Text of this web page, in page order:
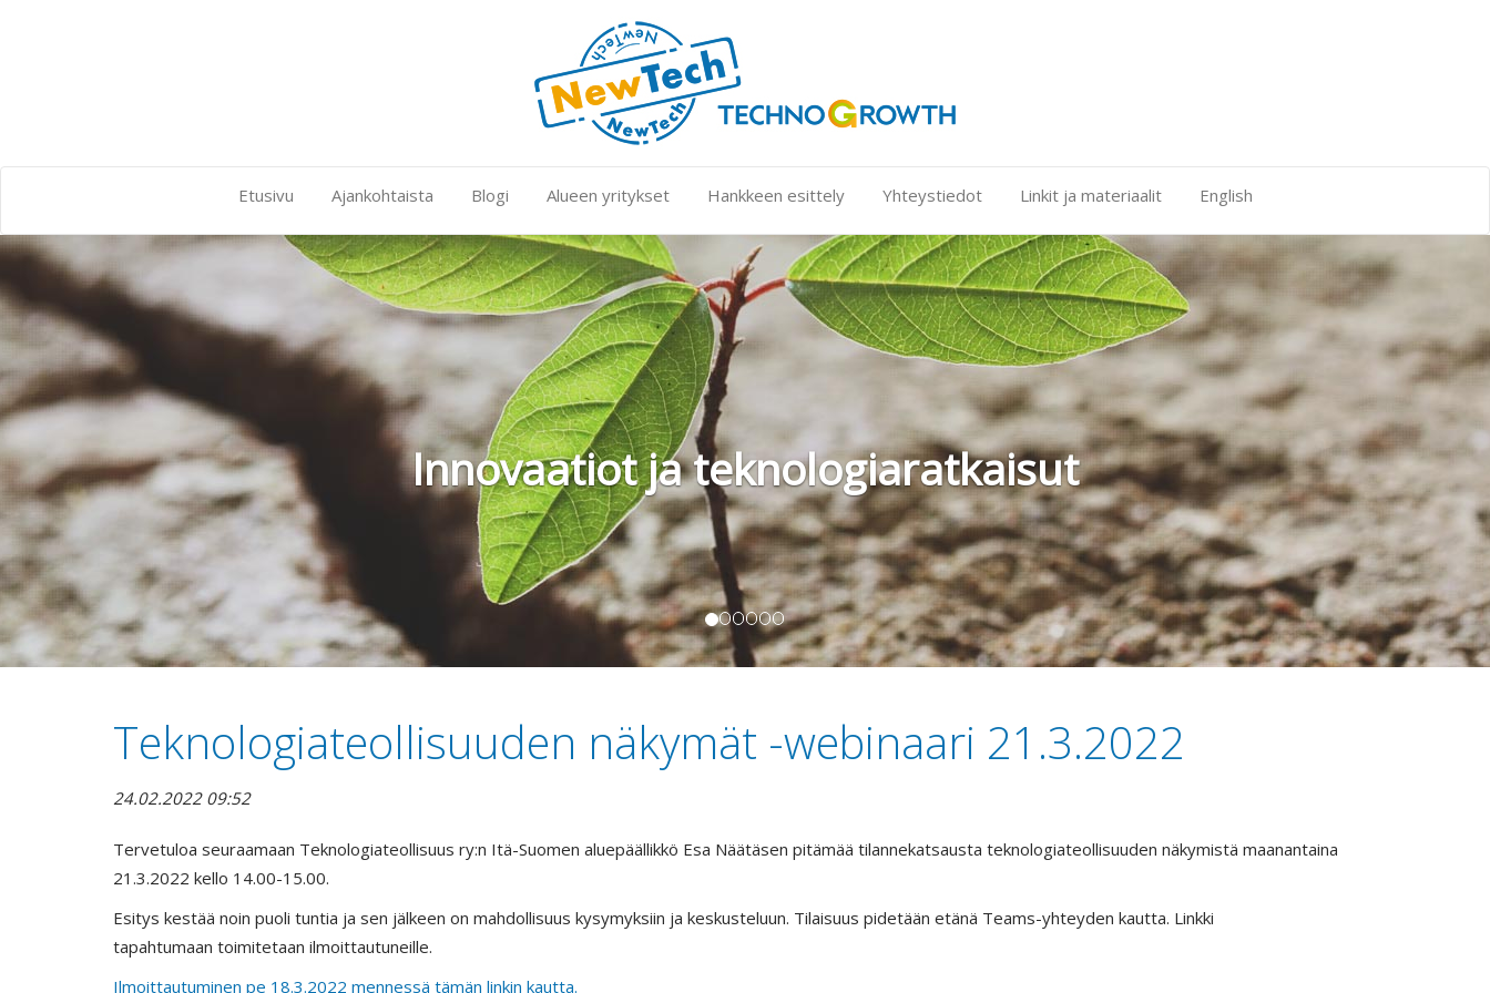
Etusivu Ajankohtaista Blogi Alueen yritykset Hankkeen esittely Yhteystiedot Linkit ja materiaalit English
Innovaatiot ja teknologiaratkaisut
Teknologiateollisuuden näkymät -webinaari 21.3.2022
24.02.2022 09:52
Tervetuloa seuraamaan Teknologiateollisuus ry:n Itä-Suomen aluepäällikkö Esa Näätäsen pitämää tilannekatsausta teknologiateollisuuden näkymistä maanantaina
21.3.2022 kello 14.00-15.00.
Esitys kestää noin puoli tuntia ja sen jälkeen on mahdollisuus kysymyksiin ja keskusteluun. Tilaisuus pidetään etänä Teams-yhteyden kautta. Linkki
tapahtumaan toimitetaan ilmoittautuneille.
Ilmoittautuminen pe 18.3.2022 mennessä tämän linkin kautta.